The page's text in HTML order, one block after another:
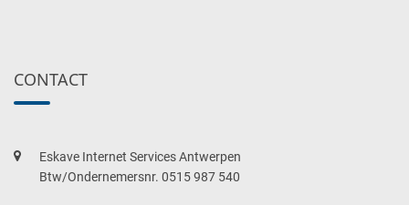
CONTACT
Eskave Internet Services Antwerpen
Btw/Ondernemersnr. 0515 987 540